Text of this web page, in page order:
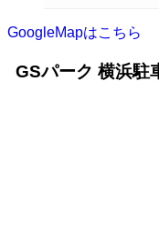
GoogleMapはこちら
GSパーク 横浜駐